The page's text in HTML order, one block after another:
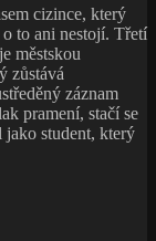
cizince, který
to ani nestojí. Třetí
městskou
zůstává
záznam
pramení, stačí se
student, který